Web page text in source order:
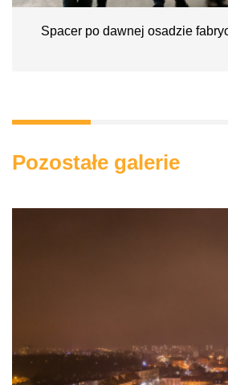
Spacer po dawnej osadzie
Pozostałe galerie